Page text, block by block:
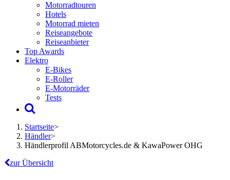
Motorradtouren
Hotels
Motorrad mieten
Reiseangebote
Reiseanbieter
Top Awards
Elektro
E-Bikes
E-Roller
E-Motorräder
Tests
Startseite>
Händler>
Händlerprofil ABMotorcycles.de & KawaPower OHG
zur Übersicht